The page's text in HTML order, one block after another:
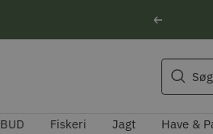
Forrige
Søg
Fiskeri Jagt Have &